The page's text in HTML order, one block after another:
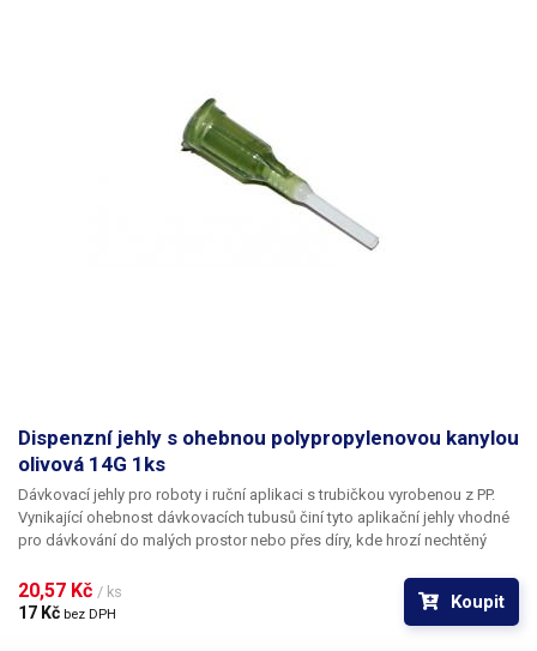
Dispenzní jehly s ohebnou polypropylenovou kanylou
olivová 14G 1ks
Dávkovací jehly pro roboty i ruční aplikaci s trubičkou vyrobenou z PP.
Vynikající ohebnost dávkovacích tubusů činí tyto aplikační jehly vhodné
pro dávkování do malých prostor nebo přes díry, kde hrozí nechtěný
popřípadě hrozí poškození obrobku nechtěným kontaktem s hrotem
jehly.
20,57 Kč / ks
17 Kč bez DPH
Koupit